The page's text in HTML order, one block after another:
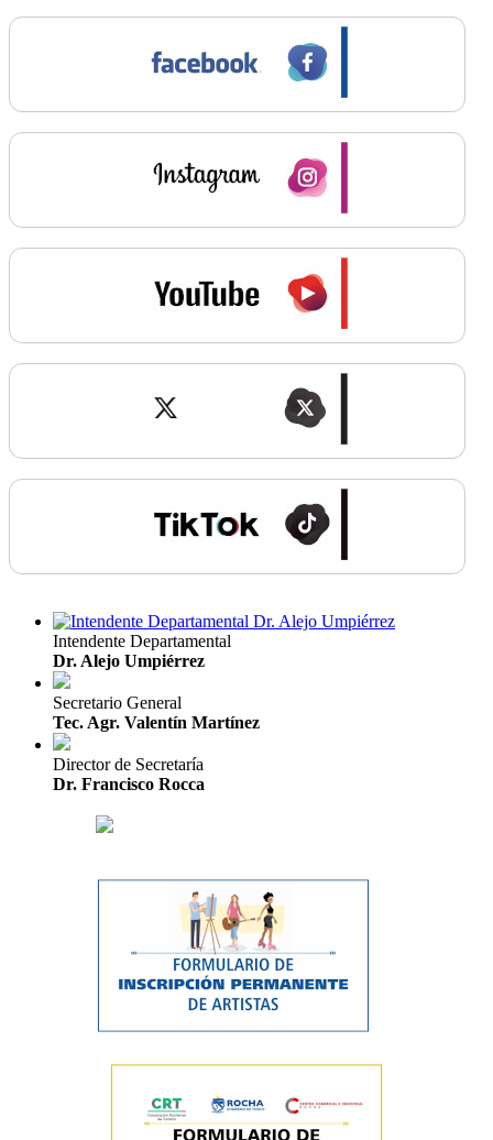
Intendente Departamental
Dr. Alejo Umpiérrez
Secretario General
Tec. Agr. Valentín Martínez
Director de Secretaría
Dr. Francisco Rocca